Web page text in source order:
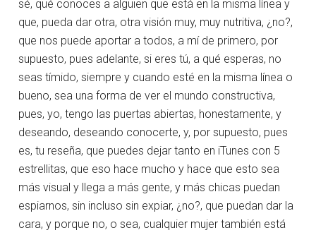
sé, qué conoces a alguien que está en la misma línea y
que, pueda dar otra, otra visión muy, muy nutritiva, ¿no?,
que nos puede aportar a todos, a mí de primero, por
supuesto, pues adelante, si eres tú, a qué esperas, no
seas tímido, siempre y cuando esté en la misma línea o
bueno, sea una forma de ver el mundo constructiva,
pues, yo, tengo las puertas abiertas, honestamente, y
deseando, deseando conocerte, y, por supuesto, pues
es, tu reseña, que puedes dejar tanto en iTunes con 5
estrellitas, que eso hace mucho y hace que esto sea
más visual y llega a más gente, y más chicas puedan
espiarnos, sin incluso sin expiar, ¿no?, que puedan dar la
cara, y porque no, o sea, cualquier mujer también está